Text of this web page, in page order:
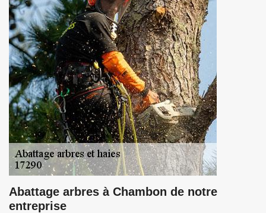
Abattage arbres à Chambon de notre
entreprise